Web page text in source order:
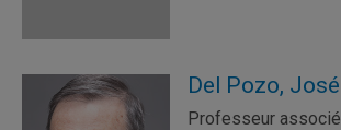
Del Pozo, José
Professeur associé